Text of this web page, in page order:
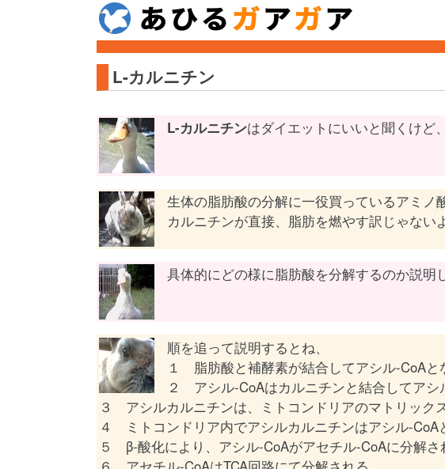
L-カルニチン
L-カルニチンはダイエットにいいと聞くけど
生体の脂肪酸の分解に一役買っているアミノ
カルニチンが直接、脂肪を燃やす訳じゃないよ
具体的にどの様に脂肪酸を分解するのか説明
順を追って説明するとね、
１ 脂肪酸と補酵素が結合してアシル-CoAと
２ アシル-CoAはカルニチンと結合してアシ
３ アシルカルニチンは、ミトコンドリアのマトリック
４ ミトコンドリア内でアシルカルニチンはアシル-CoA
５ β-酸化により、アシル-CoAがアセチル-CoAに分解さ